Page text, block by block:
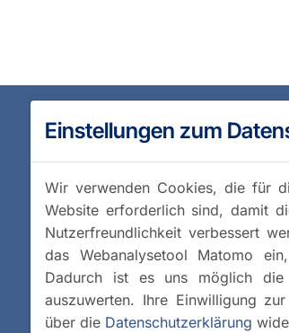
Einstellungen zum
Wir verwenden Cookies, die für
Website erforderlich sind, damit
Nutzerfreundlichkeit verbessert
das Webanalysetool Matomo
Dadurch ist es uns möglich die
auszuwerten. Ihre Einwilligung
über die Datenschutzerklärung